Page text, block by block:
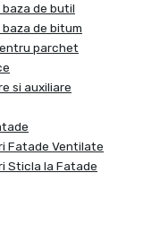
de butil
de bitum
parchet
si auxiliare
Fatade Ventilate
Sticla la Fatade